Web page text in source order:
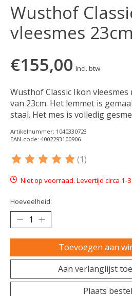
Wusthof
vleesmes 23cm
€155,00 Incl. btw
Wusthof Classic Ikon
van 23cm. Het lemmet is
staal. Het mes is volledig
Artikelnummer: 1040330723
EAN-code: 4002293100906
De beoordeling van dit product
(1)
Niet op voorraad. Levertijd circa 1-
Hoeveelheid:
Toevoegen aan
Aan verlanglijst
Plaats